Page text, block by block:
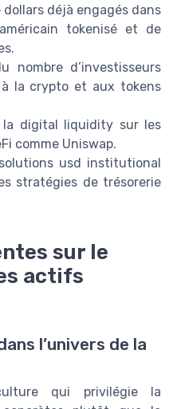
déjà engagés dans
tokenisé et de
nombre d’investisseurs
la crypto et aux tokens
la digital liquidity sur les
comme Uniswap.
usd institutional
stratégies de trésorerie
sur le
actifs
l’univers de la
qui privilégie la